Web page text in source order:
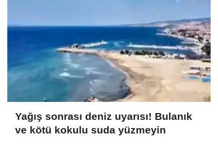
Yağış sonrası deniz uyarısı! Bulanık
ve kötü kokulu suda yüzmeyin